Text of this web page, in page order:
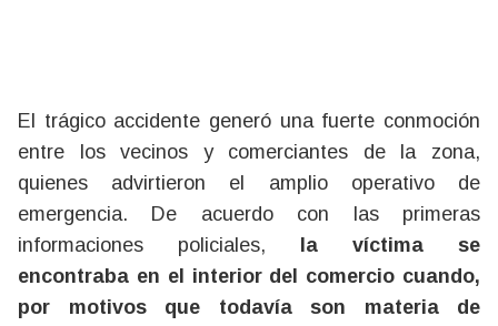
El trágico accidente generó una fuerte conmoción
entre los vecinos y comerciantes de la zona,
quienes advirtieron el amplio operativo de
emergencia. De acuerdo con las primeras
informaciones policiales,
la víctima se
encontraba en el interior del comercio cuando,
por motivos que todavía son materia de